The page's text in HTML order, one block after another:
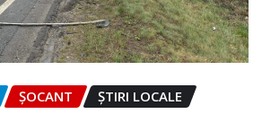
ȘOCANT ȘTIRI LOCALE